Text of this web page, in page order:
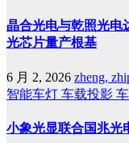
晶合光电与乾照光电
光芯片量产根基
6 月 2, 2026 zheng,
智能车灯 车载投影
小象光显联合国兆光